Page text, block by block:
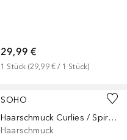
29,99 €
1 Stück (29,99 € / 1 Stück)
SOHO
Haarschmuck Curlies / Spiralen mit Perlen
Haarschmuck